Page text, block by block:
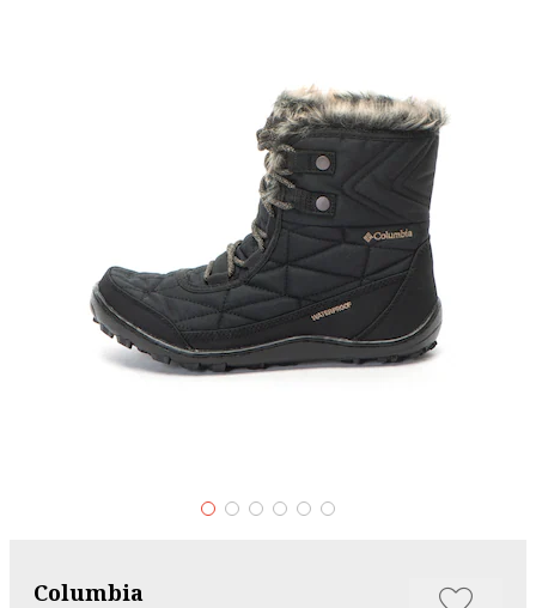
Columbia